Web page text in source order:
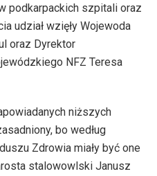
podkarpackich szpitali oraz
udział wzięły Wojewoda
oraz Dyrektor
NFZ Teresa
niższych
bo według
Zdrowia miały być one
stalowowlski Janusz